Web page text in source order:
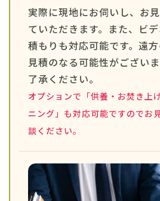
実際に現地にお伺いし、お
ていただきます。また、ビ
積もりも対応可能です。遠
見積のなる可能性がござい
了承ください。
オプションで「供養・お焚き上
ニング」も対応可能ですのでお
談ください。